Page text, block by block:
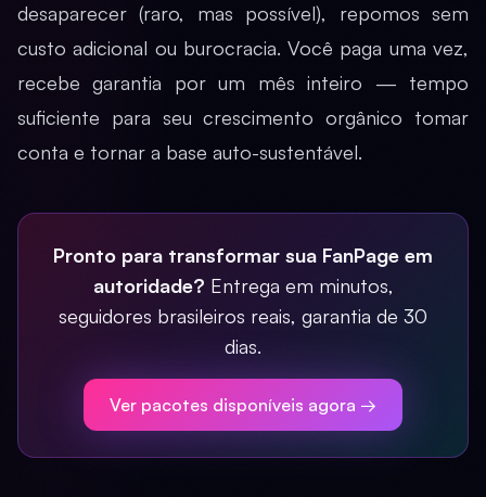
desaparecer (raro, mas possível), repomos sem
custo adicional ou burocracia. Você paga uma vez,
recebe garantia por um mês inteiro — tempo
suficiente para seu crescimento orgânico tomar
conta e tornar a base auto-sustentável.
Pronto para transformar sua FanPage em
autoridade? Entrega em minutos,
seguidores brasileiros reais, garantia de 30
dias.
Ver pacotes disponíveis agora →